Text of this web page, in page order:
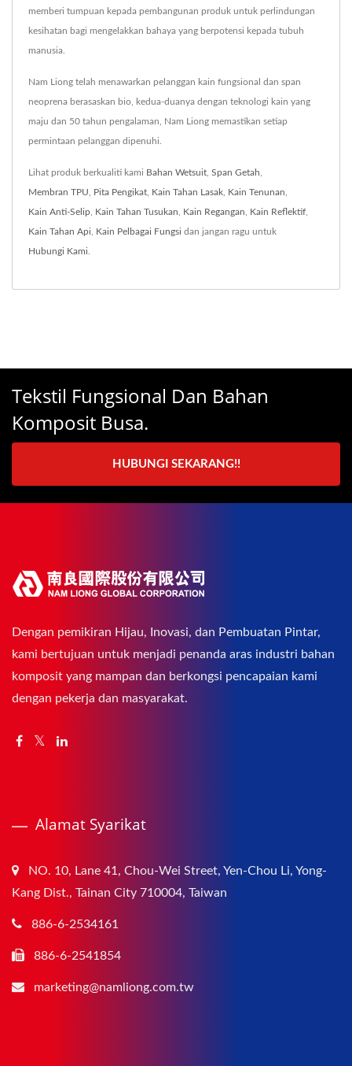
memberi tumpuan kepada pembangunan produk untuk perlindungan
kesihatan bagi mengelakkan bahaya yang berpotensi kepada tubuh
manusia.
Nam Liong telah menawarkan pelanggan kain fungsional dan span
neoprena berasaskan bio, kedua-duanya dengan teknologi kain yang
maju dan 50 tahun pengalaman, Nam Liong memastikan setiap
permintaan pelanggan dipenuhi.
Lihat produk berkualiti kami Bahan Wetsuit Span Getah
Membran TPU Pita Pengikat Kain Tahan Lasak Kain Tenunan
Kain Anti-Selip Kain Tahan Tusukan Kain Regangan Kain Reflektif
Kain Tahan Api Kain Pelbagai Fungsi dan jangan ragu untuk
Hubungi Kami
Tekstil Fungsional Dan Bahan
Komposit Busa.
HUBUNGI SEKARANG!!
Dengan pemikiran Hijau, Inovasi, dan Pembuatan Pintar,
kami bertujuan untuk menjadi penanda aras industri bahan
komposit yang mampan dan berkongsi pencapaian kami
dengan pekerja dan masyarakat.
Alamat Syarikat
NO. 10, Lane 41, Chou-Wei Street, Yen-Chou Li, Yong-
Kang Dist., Tainan City 710004, Taiwan
886-6-2534161
886-6-2541854
marketing@namliong.com.tw